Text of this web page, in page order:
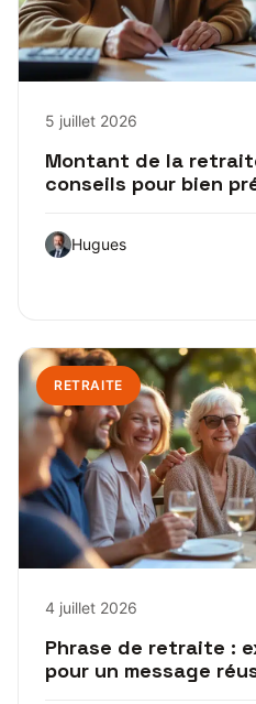
5 juillet 2026
Montant de la
conseils pour bien
Hugues
RETRAITE
4 juillet 2026
Phrase de retraite :
pour un message